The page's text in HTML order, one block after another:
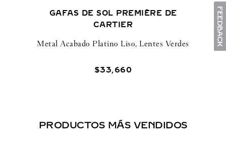
GAFAS DE SOL PREMIÈRE DE
CARTIER
Metal Acabado Platino Liso, Lentes Verdes
$33,660
PRODUCTOS MÁS VENDIDOS